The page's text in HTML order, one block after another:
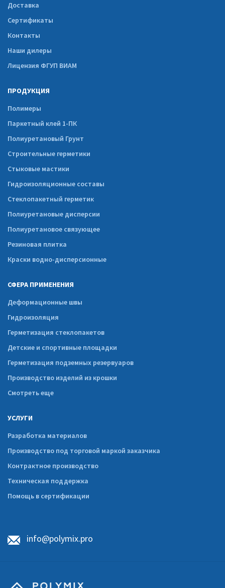
Доставка
Сертификаты
Контакты
Наши дилеры
Лицензия ФГУП ВИАМ
ПРОДУКЦИЯ
Полимеры
Паркетный клей 1-ПК
Полиуретановый Грунт
Строительные герметики
Стыковые мастики
Гидроизоляционные составы
Стеклопакетный герметик
Полиуретановые дисперсии
Полиуретановое связующее
Резиновая плитка
Краски водно-дисперсионные
СФЕРА ПРИМЕНЕНИЯ
Деформационные швы
Гидроизоляция
Герметизация стеклопакетов
Детские и спортивные площадки
Герметизация подземных резервуаров
Производство изделий из крошки
Смотреть еще
УСЛУГИ
Разработка материалов
Производство под торговой маркой заказчика
Контрактное производство
Техническая поддержка
Помощь в сертификации
info@polymix.pro